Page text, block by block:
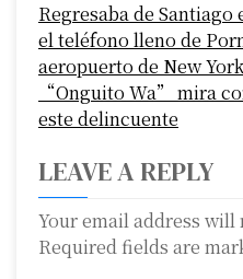
o
s
t
n
a
v
Regresaba de
el teléfono lleno de
aeropuerto de New York
“Onguito Wa” mira
este delincuente
LEAVE A REPLY
Your email address will
Required fields are